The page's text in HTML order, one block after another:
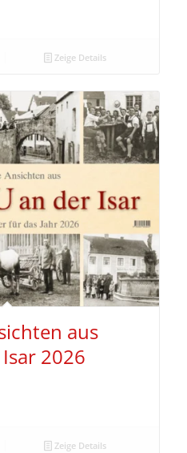
Zeige Details
aus
2026
Zeige Details